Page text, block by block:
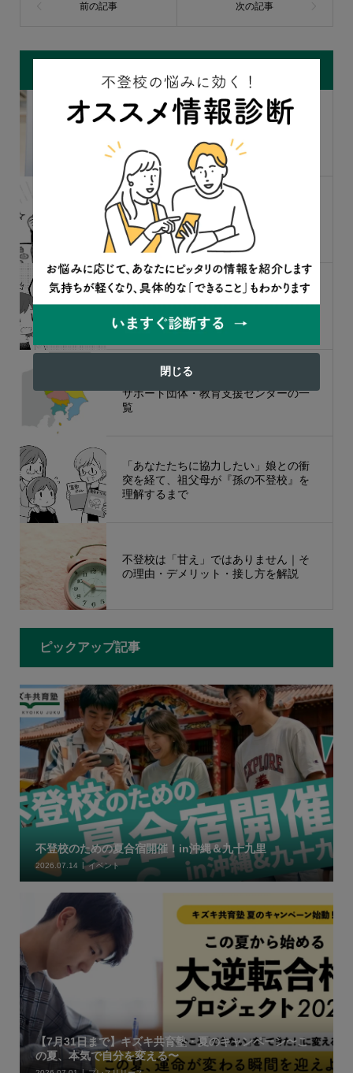
「つらいなら1日ずつ生きればいい」実
【全文公開】
「中学3年間はほぼ授業に出ていませ
ん」不登校経験者が夢中になれること
を見つけたターニングポイント
「不登校でもよいけど、私の支え方は
あってるの」子育ての正解に悩んだ母
親の葛藤【全文公開】
【関東編】不登校の公的な相談窓口・
サポート団体・教育支援センターの一
覧
「あなたたちに協力したい」娘との衝
突を経て、祖父母が『孫の不登校』を
理解するまで
不登校は「甘え」ではありません｜そ
の理由・デメリット・接し方を解説
ピックアップ記事
不登校のための夏合宿開催！in沖縄＆九十九里
2026.07.14 イベント
【7月31日まで】キズキ共育塾・夏のキャンペーン〜こ
の夏、本気で自分を変える〜
閉じる